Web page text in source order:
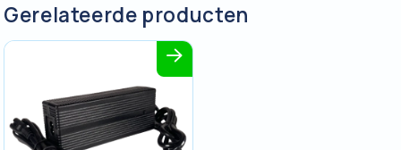
Gerelateerde producten